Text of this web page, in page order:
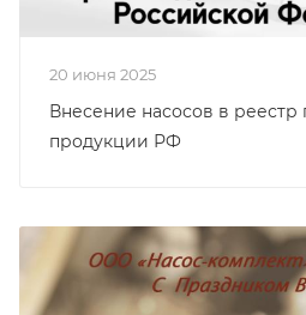
20 июня 2025
Внесение насосов в
продукции РФ